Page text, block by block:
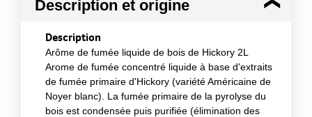
Description et origine
Description
Arôme de fumée liquide de bois de Hickory 2L
Arome de fumée concentré liquide à base d'extraits
de fumée primaire d'Hickory (variété Américaine de
Noyer blanc). La fumée primaire de la pyrolyse du
bois est condensée puis purifiée (élimination des